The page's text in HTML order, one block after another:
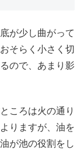
が少し曲がって
そらく小さく切
ので、あまり影
ころは火の通り
りますが、油を
が池の役割をし